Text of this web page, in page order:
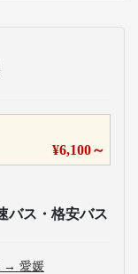
¥6,100～
バス・格安バス
→ 愛媛